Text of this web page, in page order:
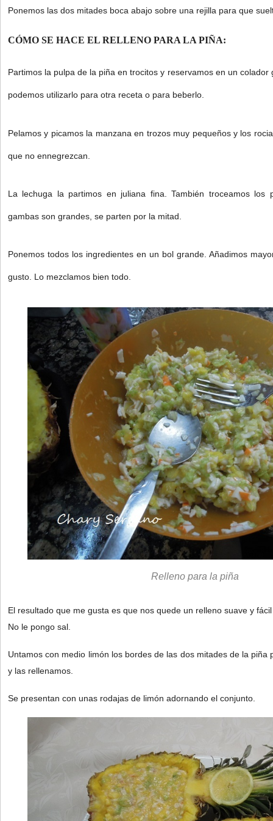
Ponemos las dos mitades boca abajo sobre una rejilla para que
CÓMO SE HACE EL RELLENO PARA LA PIÑA:
Partimos la pulpa de la piña en trocitos y reservamos en un colador
podemos utilizarlo para otra receta o para beberlo.
Pelamos y picamos la manzana en trozos muy pequeños y los
que no ennegrezcan.
La lechuga la partimos en juliana fina. También troceamos los
gambas son grandes, se parten por la mitad.
Ponemos todos los ingredientes en un bol grande. Añadimos
gusto. Lo mezclamos bien todo.
Relleno para la piña
El resultado que me gusta es que nos quede un relleno suave y
No le pongo sal.
Untamos con medio limón los bordes de las dos mitades de la piña
y las rellenamos.
Se presentan con unas rodajas de limón adornando el conjunto.